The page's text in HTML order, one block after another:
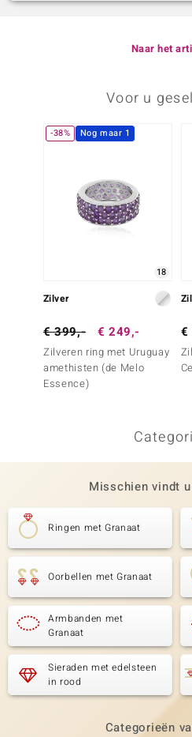
Naar het
Voor u
-38% Nog maar 1
18
Zilver
€ 399,- € 249,-
Zilveren ring met Uruguay
amethisten (de Melo
Essence)
€
Misschien vindt
Ringen met Granaat
Oorbellen met Granaat
Armbanden met
Granaat
Sieraden met edelsteen
in rood
Categorieën